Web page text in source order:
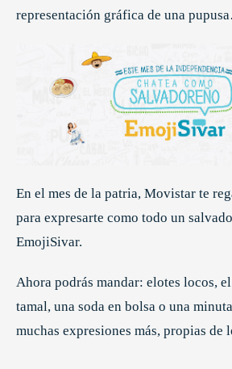
representación gráfica de una
En el mes de la patria, Movistar te
para expresarte como todo un
EmojiSivar.
Ahora podrás mandar: elotes locos, el
tamal, una soda en bolsa o una
muchas expresiones más, propias de